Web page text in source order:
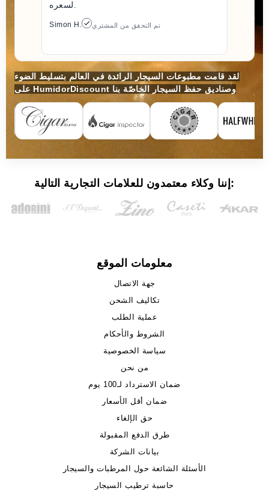
Simon H. تم التحقق من المشتري
لقد قامت مطبوعات السيجار الرائدة في العالم بتسليط الضوء
على HumidorDiscount وصناديق حفظ السيجار الخاصّة بنا
إننا وكلاء معتمدون للعلامات التجارية التالية:
معلومات الموقع
جهة الاتصال
تكاليف الشحن
عملية الطلب
الشروط والأحكام
سياسة الخصوصية
من نحن
ضمان الاسترداد لـ100 يوم
ضمان أقل الأسعار
حق الإلغاء
طرق الدفع المقبولة
بيانات الشركة
الأسئلة الشائعة حول المرطبات والسيجار
حاسبة ترطيب السيجار